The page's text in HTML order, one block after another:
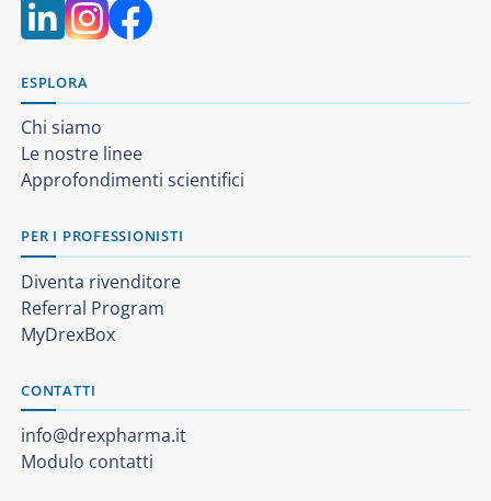
ESPLORA
Chi siamo
Le nostre linee
Approfondimenti scientifici
PER I PROFESSIONISTI
Diventa rivenditore
Referral Program
MyDrexBox
CONTATTI
info@drexpharma.it
Modulo contatti